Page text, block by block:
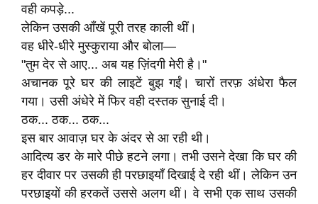
वही कपड़े...
लेकिन उसकी आँखें पूरी तरह काली थीं।
वह धीरे-धीरे मुस्कुराया और बोला—
"तुम देर से आए... अब यह ज़िंदगी मेरी है।"
अचानक पूरे घर की लाइटें बुझ गईं। चारों तरफ़ अंधेरा फैल
गया। उसी अंधेरे में फिर वही दस्तक सुनाई दी।
ठक... ठक... ठक...
इस बार आवाज़ घर के अंदर से आ रही थी।
आदित्य डर के मारे पीछे हटने लगा। तभी उसने देखा कि घर की
हर दीवार पर उसकी ही परछाइयाँ दिखाई दे रही थीं। लेकिन उन
परछाइयों की हरकतें उससे अलग थीं। वे सभी एक साथ उसकी